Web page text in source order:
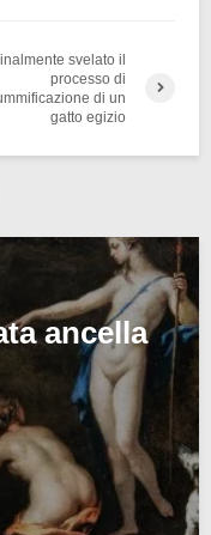
svelato il
processo di
di un
gatto egizio
ancella